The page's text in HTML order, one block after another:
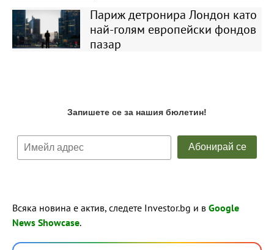
Париж детронира Лондон като
най-голям европейски фондов
пазар
Всяка новина е актив, следете Investor.bg и в Google
News Showcase.